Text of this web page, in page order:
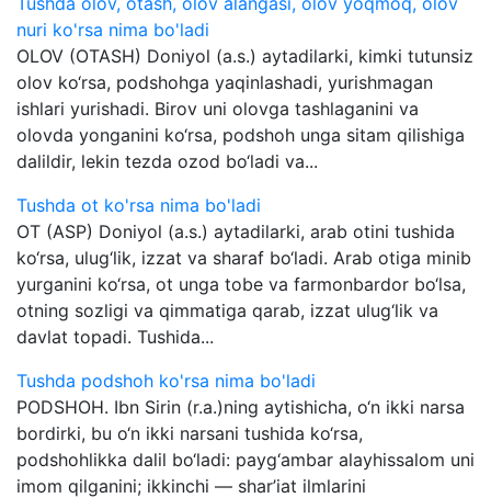
nuri ko'rsa nima bo'ladi
OLOV (OTASH) Doniyol (a.s.) aytadilarki, kimki tutunsiz
olov ko‘rsa, podshohga yaqinlashadi, yurishmagan
ishlari yurishadi. Birov uni olovga tashlaganini va
olovda yonganini ko‘rsa, podshoh unga sitam qilishiga
dalildir, lekin tezda ozod bo‘ladi va...
Tushda ot ko'rsa nima bo'ladi
OT (ASP) Doniyol (a.s.) aytadilarki, arab otini tushida
ko‘rsa, ulug‘lik, izzat va sharaf bo‘ladi. Arab otiga minib
yurganini ko‘rsa, ot unga tobe va farmonbardor bo‘lsa,
otning sozligi va qimmatiga qarab, izzat ulug‘lik va
davlat topadi. Tushida...
Tushda podshoh ko'rsa nima bo'ladi
PODSHOH. Ibn Sirin (r.a.)ning aytishicha, o‘n ikki narsa
bordirki, bu o‘n ikki narsani tushida ko‘rsa,
podshohlikka dalil bo‘ladi: payg‘ambar alayhissalom uni
imom qilganini; ikkinchi — shar’iat ilmlarini